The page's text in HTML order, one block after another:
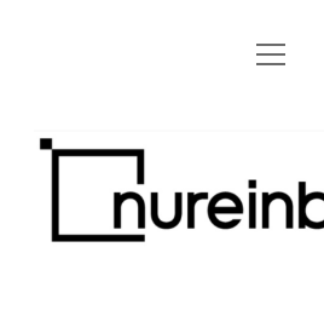
Blog
Archiv
Kontakt
Grundsätze
Menü
Nur
Blog